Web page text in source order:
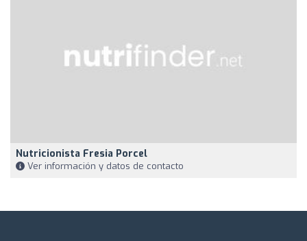
Nutricionista Fresia Porcel
Ver información y datos de contacto